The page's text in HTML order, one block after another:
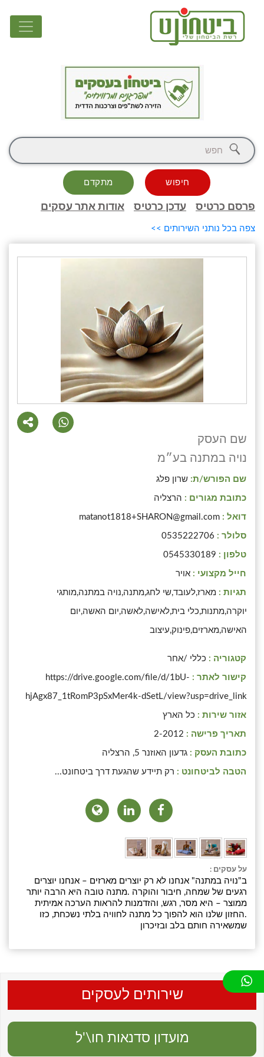
חיפוש מתקדם
פרסם כרטיס עדכן כרטיס אודות אתר עסקים
צפה בכל נותני השירותים >>
שם העסק
נויה במתנה בע״מ
שם הפורש/ת: שרון פלג
כתובת מגורים : הרצליה
דואל : matanot1818+SHARON@gmail.com
סלולר : 0535222706
טלפון : 0545330189
חייל מקצועי : אויר
תגיות : מארז,לעובד,שי לחג,מתנה,נויה במתנה,מותגי
יוקרה,מתנות,כלי בית,לאישה,לאשה,יום האשה,יום
האישה,מארזים,פינוק,עיצוב
קטגוריה : כללי /אחר
קישור לאתר : https://drive.google.com/file/d/1bU-
hjAgx87_1tRomP3pSxMer4k-dSetL/view?usp=drive_link
אזור שירות : כל הארץ
תאריך פרישה : 2-2012
כתובת העסק : גדעון האוזנר 5, הרצליה
הטבה לביטחונט : רק תיידע שהגעת דרך ביטחונט...
על עסקים :
ב"נויה במתנה" אנחנו לא רק יוצרים מארזים – אנחנו יוצרים
רגעים של שמחה, חיבור והוקרה .מתנה טובה היא הרבה יותר
ממוצר – היא מסר, רגש, והזדמנות להראות הערכה אמיתית
.החזון שלנו הוא להפוך כל מתנה לחוויה בלתי נשכחת, כזו
שמשאירה חותם בלב ובזיכרון
שירותים לעסקים
מועדון סדנאות חו\'ל